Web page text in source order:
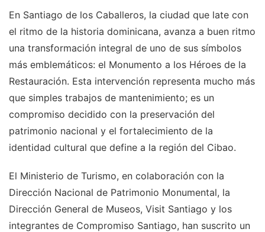
En Santiago de los Caballeros, la ciudad que late con
el ritmo de la historia dominicana, avanza a buen ritmo
una transformación integral de uno de sus símbolos
más emblemáticos: el Monumento a los Héroes de la
Restauración. Esta intervención representa mucho más
que simples trabajos de mantenimiento; es un
compromiso decidido con la preservación del
patrimonio nacional y el fortalecimiento de la
identidad cultural que define a la región del Cibao.
El Ministerio de Turismo, en colaboración con la
Dirección Nacional de Patrimonio Monumental, la
Dirección General de Museos, Visit Santiago y los
integrantes de Compromiso Santiago, han suscrito un